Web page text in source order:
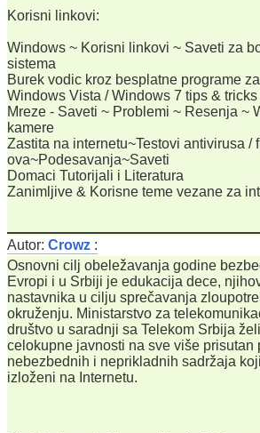
Korisni linkovi:
Windows ~ Korisni linkovi ~ Saveti za
sistema
Burek vodic kroz besplatne programe
Windows Vista / Windows 7 tips & tricks
Mreze - Saveti ~ Problemi ~ Resenja ~
kamere
Zastita na internetu~Testovi antivirusa /
ova~Podesavanja~Saveti
Domaci Tutorijali i Literatura
Zanimljive & Korisne teme vezane za
Autor: Crowz :
Osnovni cilj obeležavanja godine
Evropi i u Srbiji je edukacija dece,
nastavnika u cilju sprečavanja
okruženju. Ministarstvo za
društvo u saradnji sa Telekom Srbija
celokupne javnosti na sve više prisutan
nebezbednih i neprikladnih sadržaja
izloženi na Internetu.